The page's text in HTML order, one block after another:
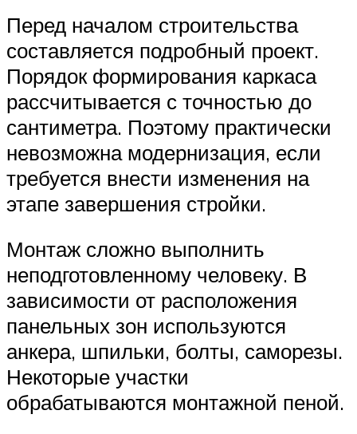
Перед началом строительства
составляется подробный проект.
Порядок формирования каркаса
рассчитывается с точностью до
сантиметра. Поэтому практически
невозможна модернизация, если
требуется внести изменения на
этапе завершения стройки.
Монтаж сложно выполнить
неподготовленному человеку. В
зависимости от расположения
панельных зон используются
анкера, шпильки, болты, саморезы.
Некоторые участки
обрабатываются монтажной пеной.